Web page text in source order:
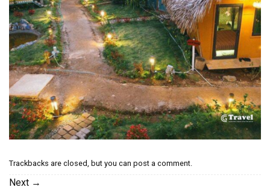
Trackbacks are closed, but you can post a comment
Next →